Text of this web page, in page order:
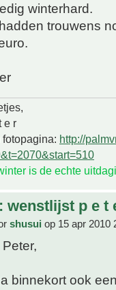
winterhard.
trouwens
e r
fotopagina: http://
is de echte
wenstlijst p e t
shusui op 15 apr 2010
binnekort ook